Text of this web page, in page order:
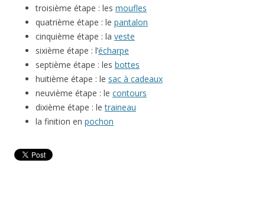
troisième étape : les moufles
quatrième étape : le pantalon
cinquième étape : la veste
sixième étape : l’écharpe
septième étape : les bottes
huitième étape : le sac à cadeaux
neuvième étape : le contours
dixième étape : letraineau
la finition en pochon